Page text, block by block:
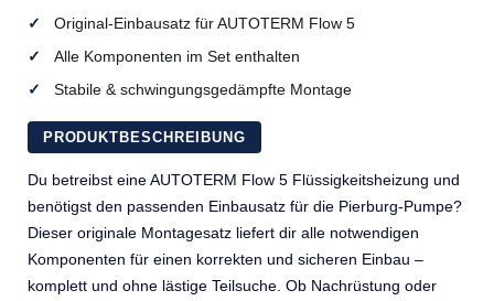
Original-Einbausatz für AUTOTERM Flow 5
Alle Komponenten im Set enthalten
Stabile & schwingungsgedämpfte Montage
PRODUKTBESCHREIBUNG
Du betreibst eine AUTOTERM Flow 5 Flüssigkeitsheizung und
benötigst den passenden Einbausatz für die Pierburg-Pumpe?
Dieser originale Montagesatz liefert dir alle notwendigen
Komponenten für einen korrekten und sicheren Einbau –
komplett und ohne lästige Teilsuche. Ob Nachrüstung oder